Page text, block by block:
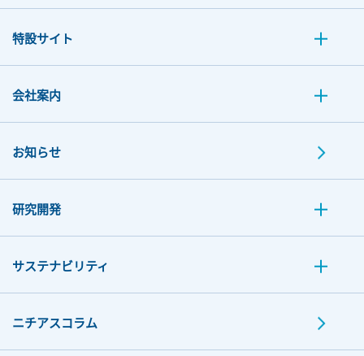
特設サイト
会社案内
お知らせ
研究開発
サステナビリティ
ニチアスコラム